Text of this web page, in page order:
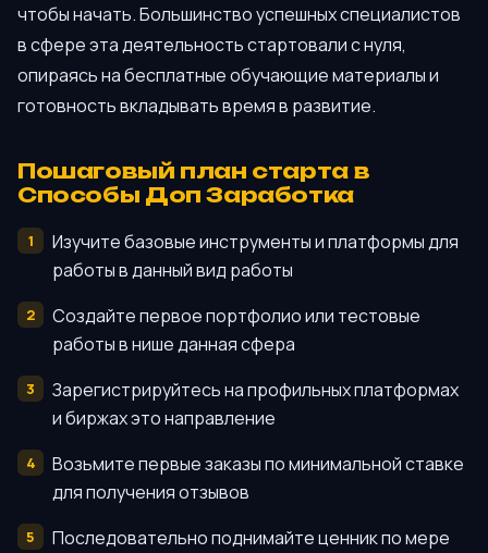
чтобы начать. Большинство успешных специалистов
в сфере эта деятельность стартовали с нуля,
опираясь на бесплатные обучающие материалы и
готовность вкладывать время в развитие.
Пошаговый план старта в
Способы Доп Заработка
Изучите базовые инструменты и платформы для
работы в данный вид работы
Создайте первое портфолио или тестовые
работы в нише данная сфера
Зарегистрируйтесь на профильных платформах
и биржах это направление
Возьмите первые заказы по минимальной ставке
для получения отзывов
Последовательно поднимайте ценник по мере